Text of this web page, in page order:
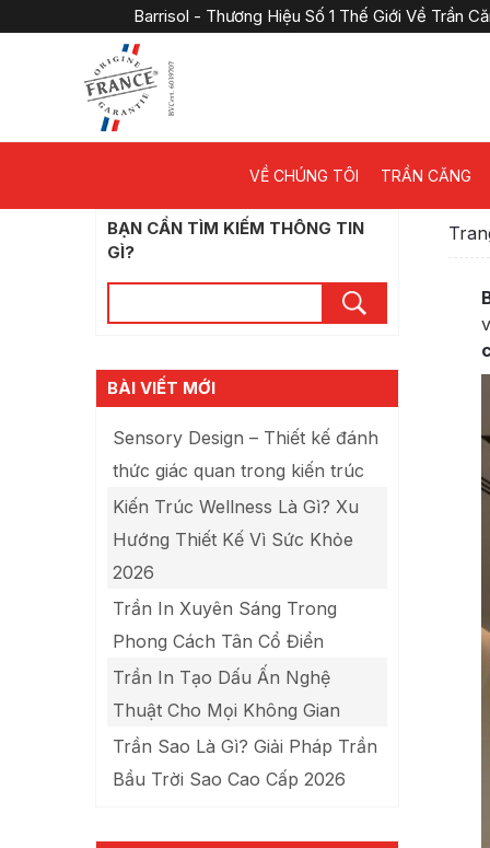
Barrisol - Thương Hiệu Số 1 Thế Giới Về Trần
VỀ CHÚNG TÔI TRẦN CĂNG
BẠN CẦN TÌM KIẾM THÔNG TIN
GÌ?
BÀI VIẾT MỚI
Sensory Design – Thiết kế đánh
thức giác quan trong kiến trúc
Kiến Trúc Wellness Là Gì? Xu
Hướng Thiết Kế Vì Sức Khỏe
2026
Trần In Xuyên Sáng Trong
Phong Cách Tân Cổ Điển
Trần In Tạo Dấu Ấn Nghệ
Thuật Cho Mọi Không Gian
Trần Sao Là Gì? Giải Pháp Trần
Bầu Trời Sao Cao Cấp 2026